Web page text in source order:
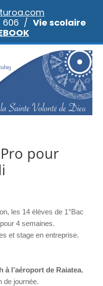
pour
les 14 élèves de 1°Bac
4 semaines.
et stage en entreprise.
à l’aéroport de Raiatea.
de journée.
606 / Vie scolaire